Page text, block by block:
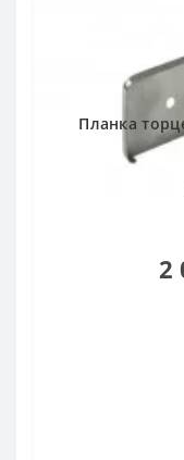
Планка
2